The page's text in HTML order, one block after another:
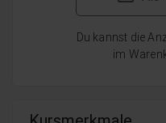
Du kannst die
im